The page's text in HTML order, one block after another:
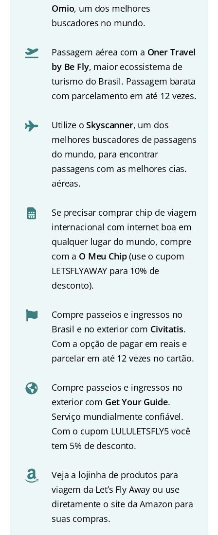
Omio, um dos melhores
buscadores no mundo.
Passagem aérea com a Oner Travel
by Be Fly, maior ecossistema de
turismo do Brasil. Passagem barata
com parcelamento em até 12 vezes.
Utilize oSkyscanner, um dos
melhores buscadores de passagens
do mundo, para encontrar
passagens com as melhores cias.
aéreas.
Se precisar comprar chip de viagem
internacional com internet boa em
qualquer lugar do mundo, compre
com a O Meu Chip(use o cupom
LETSFLYAWAY para 10% de
desconto).
Compre passeios e ingressos no
Brasil e no exterior com Civitatis.
Com a opção de pagar em reais e
parcelar em até 12 vezes no cartão.
Compre passeios e ingressos no
exterior com Get Your Guide.
Serviço mundialmente confiável.
Com o cupom LULULETSFLY5 você
tem 5% de desconto.
Veja a lojinha de produtos para
viagem da Let’s Fly Away ou use
diretamente o site da Amazon para
suas compras.